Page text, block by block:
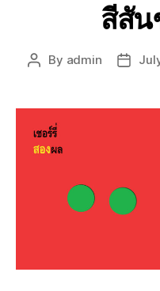
สีสั
By admin